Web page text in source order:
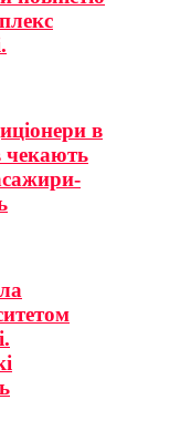
в
чекають